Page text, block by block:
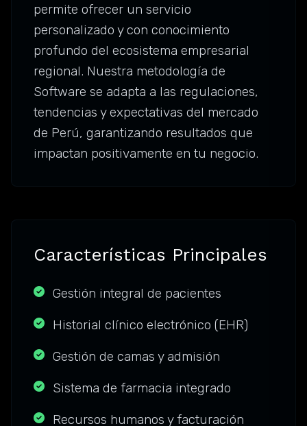
permite ofrecer un servicio
personalizado y con conocimiento
profundo del ecosistema empresarial
regional. Nuestra metodología de
Software se adapta a las regulaciones,
tendencias y expectativas del mercado
de Perú, garantizando resultados que
impactan positivamente en tu negocio.
Características Principales
Gestión integral de pacientes
Historial clínico electrónico (EHR)
Gestión de camas y admisión
Sistema de farmacia integrado
Recursos humanos y facturación